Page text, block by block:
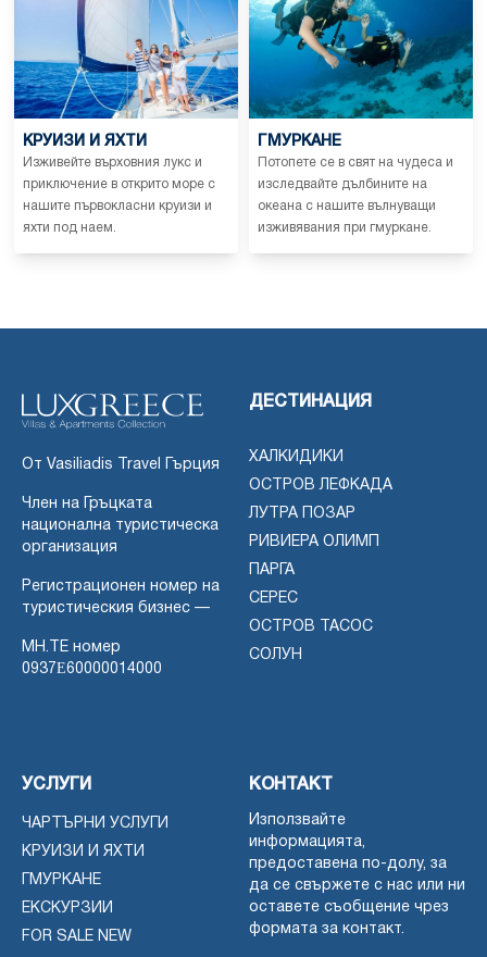
КРУИЗИ И ЯХТИ
Изживейте върховния лукс и
приключение в открито море с
нашите първокласни круизи и
яхти под наем.
ГМУРКАНЕ
Потопете се в свят на чудеса и
изследвайте дълбините на
океана с нашите вълнуващи
изживявания при гмуркане.
От Vasiliadis Travel Гърция
Член на Гръцката
национална туристическа
организация
Регистрационен номер на
туристическия бизнес —
MH.TE номер
0937Ε60000014000
ДЕСТИНАЦИЯ
ХАЛКИДИКИ
ОСТРОВ ЛЕФКАДА
ЛУТРА ПОЗАР
РИВИЕРА ОЛИМП
ПАРГА
СЕРЕС
ОСТРОВ ТАСОС
СОЛУН
УСЛУГИ
ЧАРТЪРНИ УСЛУГИ
КРУИЗИ И ЯХТИ
ГМУРКАНЕ
ЕКСКУРЗИИ
FOR SALE NEW
КОНТАКТ
Използвайте
информацията,
предоставена по-долу, за
да се свържете с нас или ни
оставете съобщение чрез
формата за контакт.